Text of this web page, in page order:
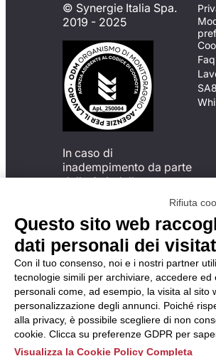
© Synergie Italia Spa.
2019 - 2025
In caso di
inadempimento da parte
della ApL delle
del Codice di Condotta, è
possibile presentare un
reclamo
all’Organismo di
Monitoraggio utilizzando
una delle modalità
descritte al seguente
indirizzo web
https://odm-
agenzielavoro.it/reclami/.
Faq
Rifiuta
Questo sito web
dati personali dei
Con il tuo consenso, noi e i nostri partner
tecnologie simili per archiviare, accedere ed
personali come, ad esempio, la visita al sito
personalizzazione degli annunci. Poiché
alla privacy, è possibile scegliere di non
cookie. Clicca su preferenze GDPR per
Visualizza la Cookie Policy Completa